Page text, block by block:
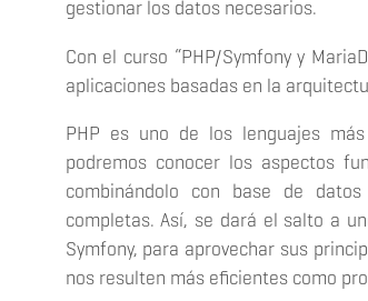
gestionar los datos necesarios.
Con el curso “PHP/Symfony y
aplicaciones basadas en la
PHP es uno de los lenguajes
podremos conocer los aspectos
combinándolo con base de
completas. Así, se dará el salto a
Symfony, para aprovechar sus
nos resulten más eficientes como